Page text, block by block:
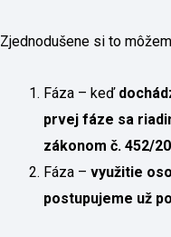
Zjednodušene si to
Fáza – keď
prvej fáze sa
zákonom č. 452/
Fáza –využitie
postupujeme už